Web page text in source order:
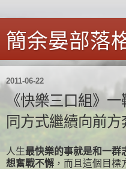
簡余晏部落
2011-06-22
《快樂三口組》
同方式繼續向前方
人生最快樂的事就是和一群
想奮戰不懈 ，而且這個目標